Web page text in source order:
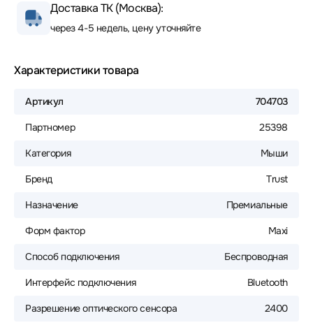
Доставка ТК (Москва):
через 4-5 недель, цену уточняйте
Характеристики товара
Артикул 704703
Партномер 25398
Категория Мыши
Бренд Trust
Назначение Премиальные
Форм фактор Maxi
Способ подключения Беспроводная
Интерфейс подключения Bluetooth
Разрешение оптического сенсора 2400